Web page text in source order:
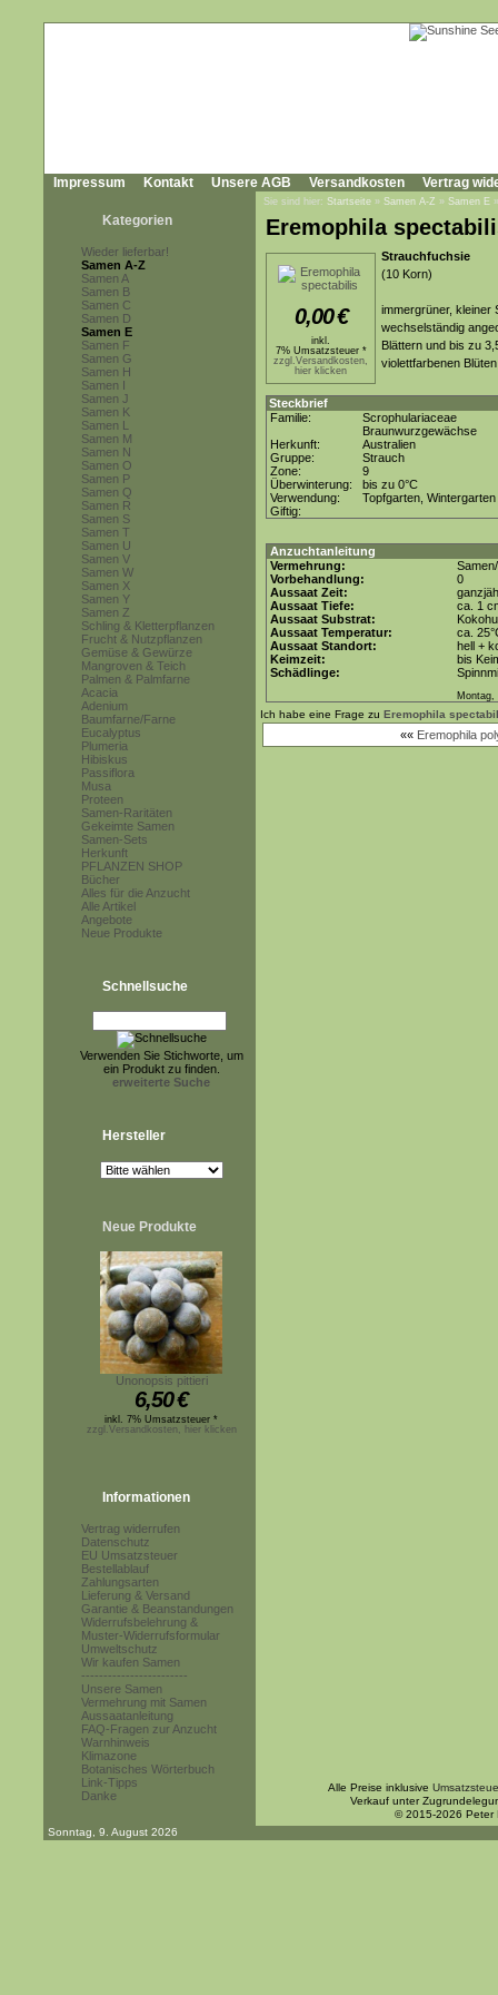
Impressum Kontakt Unsere AGB Versandkosten Vertrag
Kategorien
Wieder lieferbar!
Samen A-Z
Samen A
Samen B
Samen C
Samen D
Samen E
Samen F
Samen G
Samen H
Samen I
Samen J
Samen K
Samen L
Samen M
Samen N
Samen O
Samen P
Samen Q
Samen R
Samen S
Samen T
Samen U
Samen V
Samen W
Samen X
Samen Y
Samen Z
Schling & Kletterpflanzen
Frucht & Nutzpflanzen
Gemüse & Gewürze
Mangroven & Teich
Palmen & Palmfarne
Acacia
Adenium
Baumfarne/Farne
Eucalyptus
Plumeria
Hibiskus
Passiflora
Musa
Proteen
Samen-Raritäten
Gekeimte Samen
Samen-Sets
Herkunft
PFLANZEN SHOP
Bücher
Alles für die Anzucht
Alle Artikel
Angebote
Neue Produkte
Schnellsuche
Verwenden Sie Stichworte, um
ein Produkt zu finden.
erweiterte Suche
Hersteller
Neue Produkte
Unonopsis pittieri
6,50€
inkl. 7% Umsatzsteuer *
zzgl.Versandkosten, hier klicken
Informationen
Vertrag widerrufen
Datenschutz
EU Umsatzsteuer
Bestellablauf
Zahlungsarten
Lieferung & Versand
Garantie & Beanstandungen
Widerrufsbelehrung &
Muster-Widerrufsformular
Umweltschutz
Wir kaufen Samen
------------------------
Unsere Samen
Vermehrung mit Samen
Aussaatanleitung
FAQ-Fragen zur Anzucht
Warnhinweis
Klimazone
Botanisches Wörterbuch
Link-Tipps
Danke
Sie sind hier: Startseite » Samen A-Z » Samen E
Eremophila
0,00€
inkl.
7% Umsatzsteuer *
zzgl.Versandkosten,
hier klicken
Strauchfuchsie
(10 Korn)
immergrüner, kleiner
wechselständig
Blättern und bis zu
violettfarbenen Blüten
Steckbrief
Familie:
Scrophulariaceae
Braunwurzgewächse
Herkunft:
Australien
Gruppe:
Strauch
Zone:
9
Überwinterung:
bis zu 0°C
Verwendung:
Topfgarten, Wintergarten
Giftig:
Anzuchtanleitung
Vermehrung:
Vorbehandlung:
0
Aussaat Zeit:
Aussaat Tiefe:
ca. 1
Aussaat Substrat:
Aussaat Temperatur:
ca.
Aussaat Standort:
hell +
Keimzeit:
bis
Schädlinge:
Montag,
Ich habe eine Frage zu Eremophila
«« Eremophila
Alle Preise inklusive
Verkauf unter
© 2015-2026 Peter
Sonntag, 9. August 2026